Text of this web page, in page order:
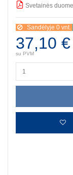
Svetainės
Sandėlyje 0 vnt.
37,10 €
su PVM